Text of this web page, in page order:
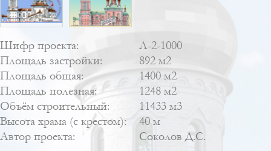
Шифр проекта:
Л-2-1000
Площадь застройки:
892 м2
Площадь общая:
1400 м2
Площадь полезная:
1248 м2
Объём строительный:
11433 м3
Высота храма (с крестом):
40 м
Автор проекта:
Соколов Д.С.